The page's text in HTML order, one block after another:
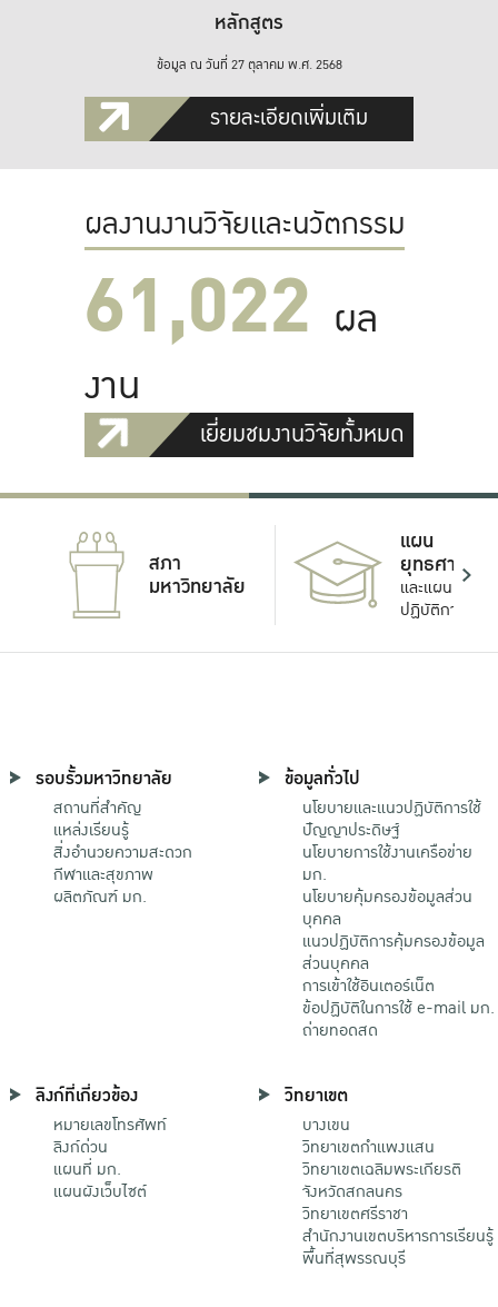
หลักสูตร
ข้อมูล ณ วันที่ 27 ตุลาคม พ.ศ. 2568
รายละเอียดเพิ่มเติม
ผลงานงานวิจัยและนวัตกรรม
61,022 ผล
งาน
เยี่ยมชมงานวิจัยทั้งหมด
สภา
มหาวิทยาลัย
แผน
ยุทธศาสตร์
และแผน
ปฏิบัติการ
รอบรั้วมหาวิทยาลัย
สถานที่สำคัญ
แหล่งเรียนรู้
สิ่งอำนวยความสะดวก
กีฬาและสุขภาพ
ผลิตภัณฑ์ มก.
ข้อมูลทั่วไป
นโยบายและแนวปฏิบัติการใช้
ปัญญาประดิษฐ์
นโยบายการใช้งานเครือข่าย
มก.
นโยบายคุ้มครองข้อมูลส่วน
บุคคล
แนวปฏิบัติการคุ้มครองข้อมูล
ส่วนบุคคล
การเข้าใช้อินเตอร์เน็ต
ข้อปฏิบัติในการใช้ e-mail มก.
ถ่ายทอดสด
ลิงก์ที่เกี่ยวข้อง
หมายเลขโทรศัพท์
ลิงก์ด่วน
แผนที่ มก.
แผนผังเว็บไซต์
วิทยาเขต
บางเขน
วิทยาเขตกําแพงแสน
วิทยาเขตเฉลิมพระเกียรติ
จังหวัดสกลนคร
วิทยาเขตศรีราชา
สำนักงานเขตบริหารการเรียนรู้
พื้นที่สุพรรณบุรี